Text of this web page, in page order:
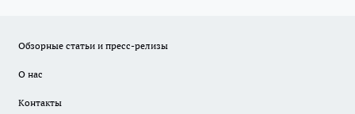
Обзорные статьи и пресс-релизы
О нас
Контакты